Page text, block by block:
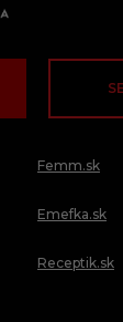
Femm.sk
Emefka.sk
Receptik.sk